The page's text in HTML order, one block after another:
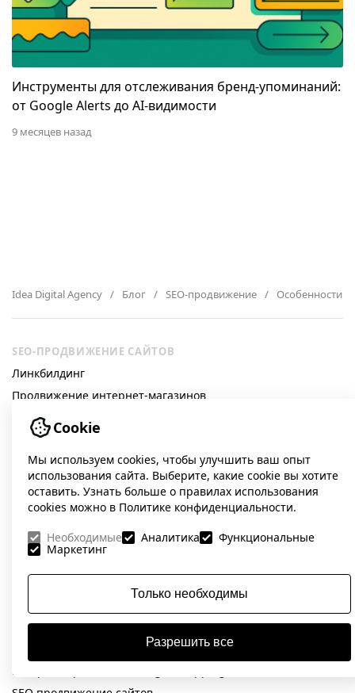
Инструменты для отслеживания бренд-упоминаний:
от Google Alerts до AI-видимости
9 месяцев назад
Idea Digital Agency Блог SEO-продвижение Особенности
SEO-ПРОДВИЖЕНИЕ САЙТОВ
Линкбилдинг
Продвижение интернет-магазинов
SEO продвижение на запад
Подготовка сайта к запуску
Базовая оптимизация сайта
SEO аудит сайтов
Сбор семантического ядра сайта
Продвижение сайтов на WordPress
GEO продвижение сайта
Продвижение сайтов на OpenCart
Комплексное SEO продвижение
КОНТЕКСТНАЯ РЕКЛАМА
Аудит контекстной рекламы Google Ads
Настройка рекламы в Google Shopping
Cookie
Мы используем cookies, чтобы улучшить ваш опыт
использования сайта. Выберите, какие cookie вы хотите
оставить. Узнать больше о правилах использования
cookies можно в Политике конфиденциальности.
Необходимые
Аналитика Функциональные
Маркетинг
Только необходимы
Разрешить все